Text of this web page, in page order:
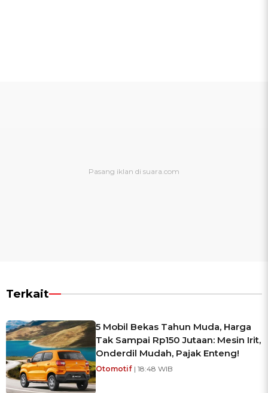
Terkait
5 Mobil Bekas Tahun Muda, Harga
Tak Sampai Rp150 Jutaan: Mesin Irit,
Onderdil Mudah, Pajak Enteng!
Otomotif | 18:48 WIB